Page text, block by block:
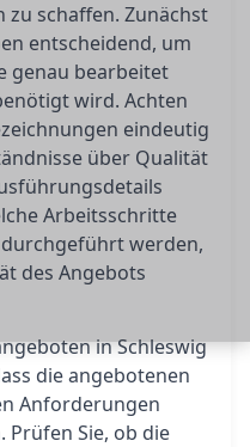
zu schaffen. Zunächst
entscheidend, um
genau bearbeitet
wird. Achten
eindeutig
über Qualität
Arbeitsschritte
werden,
des Angebots
in Schleswig
die angebotenen
Anforderungen
Prüfen Sie, ob die